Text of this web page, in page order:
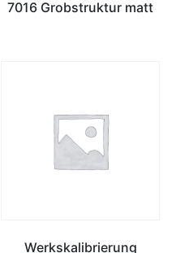
7016 Grobstruktur matt
Werkskalibrierung